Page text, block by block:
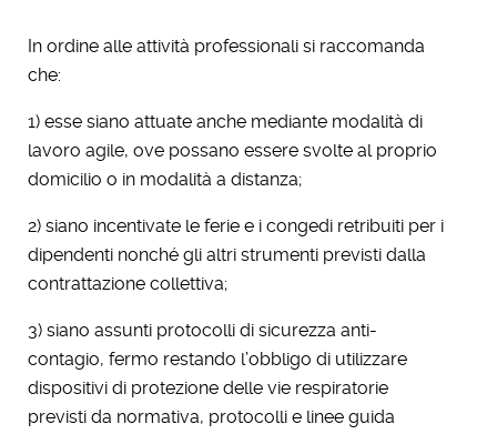
In ordine alle attività professionali si raccomanda
che:
1) esse siano attuate anche mediante modalità di
lavoro agile, ove possano essere svolte al proprio
domicilio o in modalità a distanza;
2) siano incentivate le ferie e i congedi retribuiti per i
dipendenti nonché gli altri strumenti previsti dalla
contrattazione collettiva;
3) siano assunti protocolli di sicurezza anti-
contagio, fermo restando l’obbligo di utilizzare
dispositivi di protezione delle vie respiratorie
previsti da normativa, protocolli e linee guida